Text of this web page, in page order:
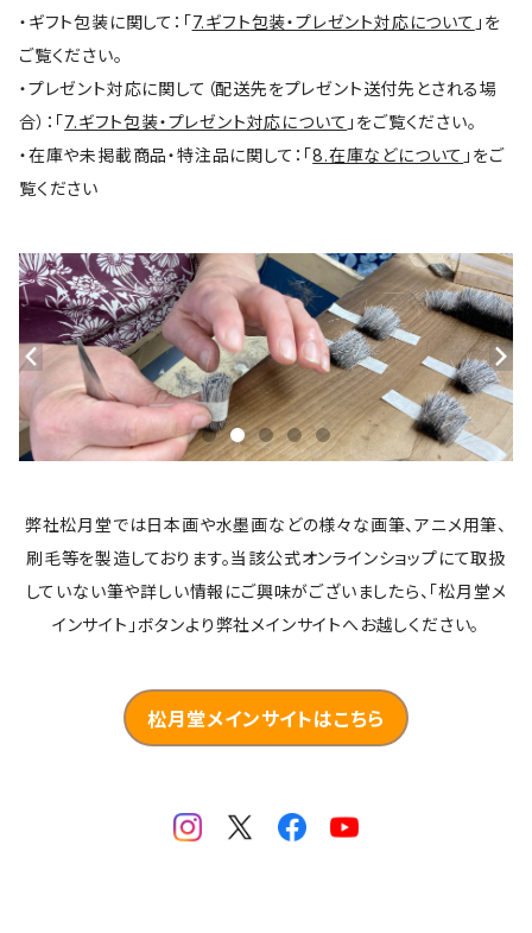
・ギフト包装に関して：「7.ギフト包装・プレゼント対応について 」を
ご覧ください。
・プレゼント対応に関して（配送先をプレゼント送付先とされる場
合）：「7.ギフト包装・プレゼント対応について 」をご覧ください。
・在庫や未掲載商品・特注品に関して：「8.在庫などについて 」をご
覧ください
弊社松月堂では日本画や水墨画などの様々な画筆、アニメ用筆、
刷毛等を製造しております。当該公式オンラインショップにて取扱
していない筆や詳しい情報にご興味がございましたら、「松月堂メ
インサイト」ボタンより弊社メインサイトへお越しください。
松月堂メインサイトはこちら